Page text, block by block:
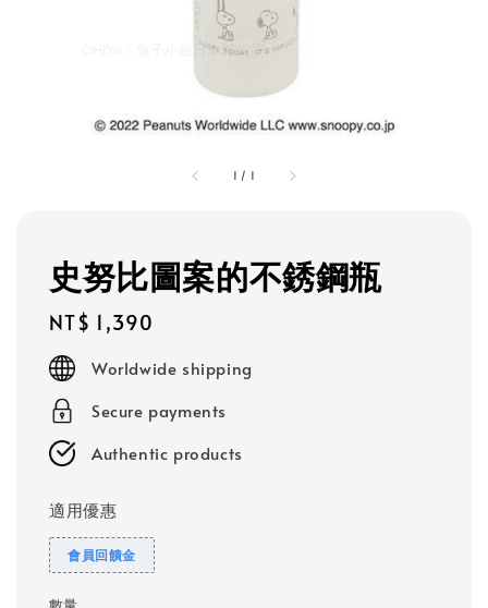
1 / 1
史努比圖案的不銹鋼瓶
Regular
price
NT$ 1,390
Worldwide shipping
Secure payments
Authentic products
適用優惠
會員回饋金